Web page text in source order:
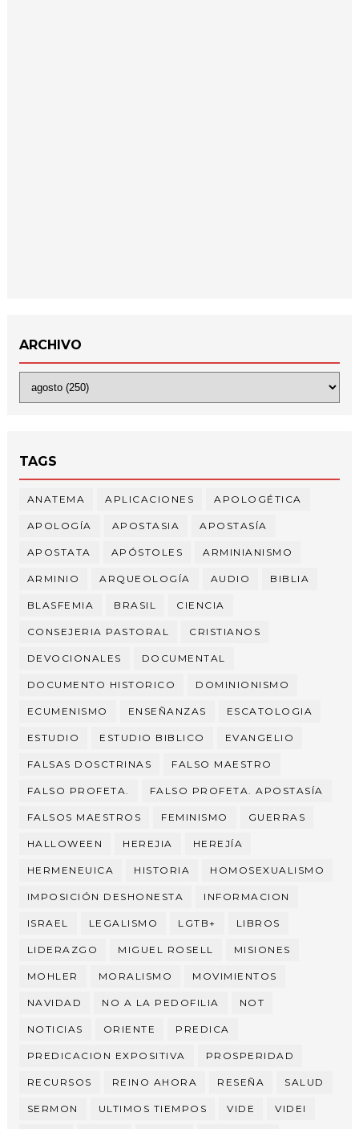
ARCHIVO
TAGS
ANATEMA APLICACIONES APOLOGÉTICA
APOLOGÍA APOSTASIA APOSTASÍA
APOSTATA APÓSTOLES ARMINIANISMO
ARMINIO ARQUEOLOGÍA AUDIO BIBLIA
BLASFEMIA BRASIL CIENCIA
CONSEJERIA PASTORAL CRISTIANOS
DEVOCIONALES DOCUMENTAL
DOCUMENTO HISTORICO DOMINIONISMO
ECUMENISMO ENSEÑANZAS ESCATOLOGIA
ESTUDIO ESTUDIO BIBLICO EVANGELIO
FALSAS DOSCTRINAS FALSO MAESTRO
FALSO PROFETA. FALSO PROFETA. APOSTASÍA
FALSOS MAESTROS FEMINISMO GUERRAS
HALLOWEEN HEREJIA HEREJÍA
HERMENEUICA HISTORIA HOMOSEXUALISMO
IMPOSICIÓN DESHONESTA INFORMACION
ISRAEL LEGALISMO LGTB+ LIBROS
LIDERAZGO MIGUEL ROSELL MISIONES
MOHLER MORALISMO MOVIMIENTOS
NAVIDAD NO A LA PEDOFILIA NOT
NOTICIAS ORIENTE PREDICA
PREDICACION EXPOSITIVA PROSPERIDAD
RECURSOS REINO AHORA RESEÑA SALUD
SERMON ULTIMOS TIEMPOS VIDE VIDEI